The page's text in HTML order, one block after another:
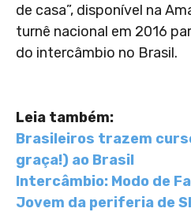
de casa”, disponível na
turnê nacional em 2016
do intercâmbio no Brasil.
Leia também:
Brasileiros trazem
graça!) ao Brasil
Intercâmbio: Modo de
Jovem da periferia de